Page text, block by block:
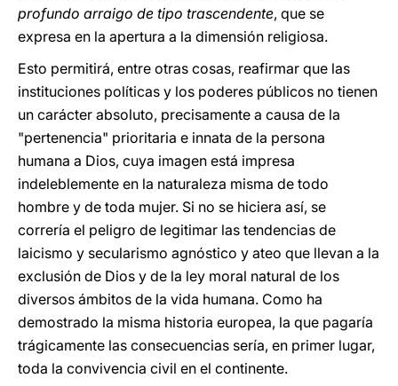
profundo arraigo de tipo trascendente, que se
expresa en la apertura a la dimensión religiosa.
Esto permitirá, entre otras cosas, reafirmar que las
instituciones políticas y los poderes públicos no tienen
un carácter absoluto, precisamente a causa de la
"pertenencia" prioritaria e innata de la persona
humana a Dios, cuya imagen está impresa
indeleblemente en la naturaleza misma de todo
hombre y de toda mujer. Si no se hiciera así, se
correría el peligro de legitimar las tendencias de
laicismo y secularismo agnóstico y ateo que llevan a la
exclusión de Dios y de la ley moral natural de los
diversos ámbitos de la vida humana. Como ha
demostrado la misma historia europea, la que pagaría
trágicamente las consecuencias sería, en primer lugar,
toda la convivencia civil en el continente.